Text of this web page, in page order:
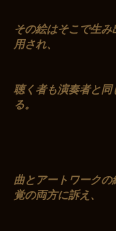
その絵はそこで生
用され、
聴く者も演奏者と
る。
曲とアートワーク
覚の両方に訴え、